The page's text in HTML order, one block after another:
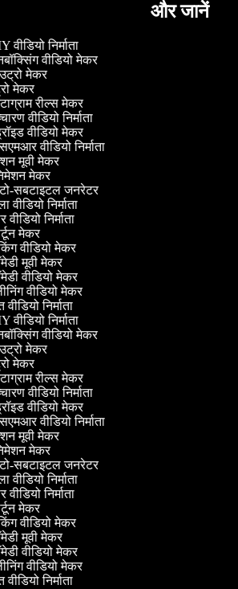
और जानें
वीडियो निर्माता
वीडियो मेकर
मेकर
मेकर
रील्स मेकर
वीडियो निर्माता
वीडियो मेकर
वीडियो निर्माता
मूवी मेकर
मेकर
सबटाइटल जनरेटर
वीडियो निर्माता
निर्माता
मेकर
वीडियो मेकर
मूवी मेकर
वीडियो मेकर
वीडियो मेकर
निर्माता
वीडियो निर्माता
वीडियो मेकर
मेकर
मेकर
रील्स मेकर
वीडियो निर्माता
वीडियो मेकर
वीडियो निर्माता
मूवी मेकर
मेकर
सबटाइटल जनरेटर
वीडियो निर्माता
निर्माता
मेकर
वीडियो मेकर
मूवी मेकर
वीडियो मेकर
वीडियो मेकर
निर्माता